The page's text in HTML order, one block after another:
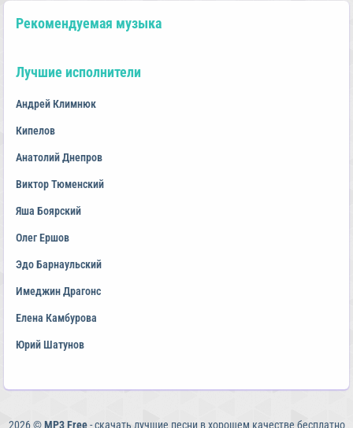
Рекомендуемая музыка
Лучшие исполнители
Андрей Климнюк
Кипелов
Анатолий Днепров
Виктор Тюменский
Яша Боярский
Олег Ершов
Эдо Барнаульский
Имеджин Драгонс
Елена Камбурова
Юрий Шатунов
2026 ©MP3 Free- скачать лучшие песни в хорошем качестве бесплатно